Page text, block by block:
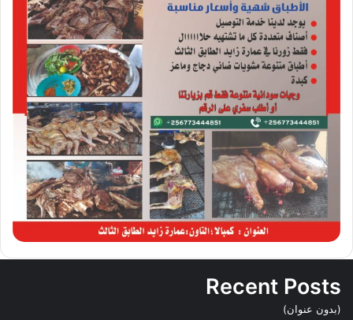
Recent Posts
(بدون عنوان)